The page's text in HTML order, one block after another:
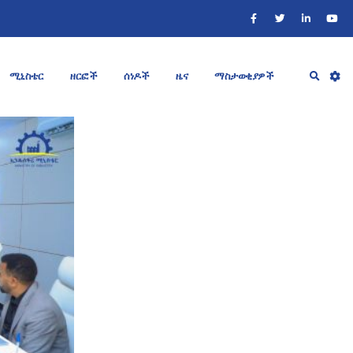
ሚኒስቴር ዘርፎች ሰነዶች ዜና ማስታወቂያዎች